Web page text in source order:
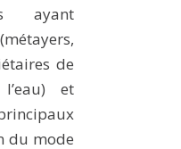
ayant
de
et
du mode